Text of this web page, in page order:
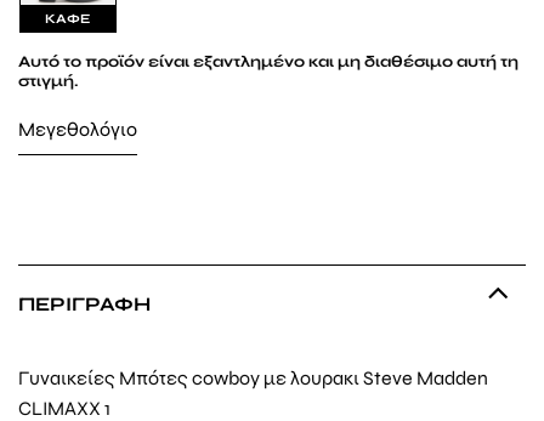
ΚΑΦΕ
Αυτό το προϊόν είναι εξαντλημένο και μη διαθέσιμο αυτή τη
στιγμή.
Μεγεθολόγιο
ΠΕΡΙΓΡΑΦΉ
Γυναικείες Μπότες cowboy με λουρακι Steve Madden
CLIMAXX 1